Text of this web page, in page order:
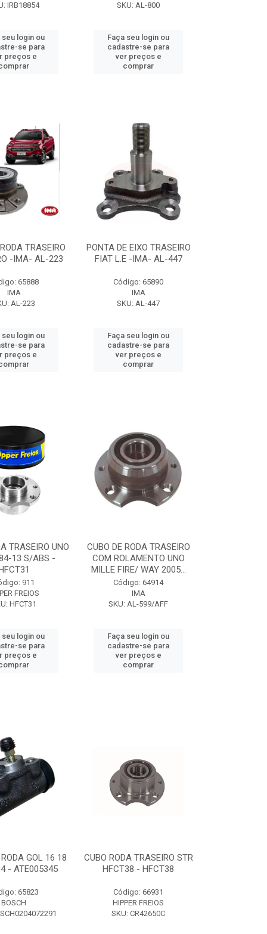
IRB18854
seu login ou
se para
preços e
SKU: AL-800
Faça seu login ou
cadastre-se para
ver preços e
comprar
TRASEIRO
-IMA- AL-223
65888
IMA
AL-223
seu login ou
se para
preços e
PONTA DE EIXO TRASEIRO
FIAT L.E -IMA- AL-447
Código: 65890
IMA
SKU: AL-447
Faça seu login ou
cadastre-se para
ver preços e
comprar
TRASEIRO UNO
13 S/ABS -
911
FREIOS
HFCT31
seu login ou
se para
preços e
CUBO DE RODA TRASEIRO
COM ROLAMENTO UNO
MILLE FIRE/ WAY 2005...
Código: 64914
IMA
SKU: AL-599/AFF
Faça seu login ou
cadastre-se para
ver preços e
comprar
GOL 16 18
- ATE005345
65823
BOSCH
CUBO RODA TRASEIRO STR
HFCT38 - HFCT38
Código: 66931
HIPPER FREIOS
SKU: CR42650C